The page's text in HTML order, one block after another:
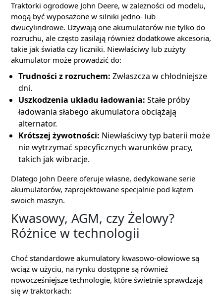
Traktorki ogrodowe John Deere, w zależności od modelu,
mogą być wyposażone w silniki jedno- lub
dwucylindrowe. Używają one akumulatorów nie tylko do
rozruchu, ale często zasilają również dodatkowe akcesoria,
takie jak światła czy liczniki. Niewłaściwy lub zużyty
akumulator może prowadzić do:
Trudności z rozruchem: Zwłaszcza w chłodniejsze
dni.
Uszkodzenia układu ładowania: Stałe próby
ładowania słabego akumulatora obciążają
alternator.
Krótszej żywotności: Niewłaściwy typ baterii może
nie wytrzymać specyficznych warunków pracy,
takich jak wibracje.
Dlatego John Deere oferuje własne, dedykowane serie
akumulatorów, zaprojektowane specjalnie pod kątem
swoich maszyn.
Kwasowy, AGM, czy Żelowy?
Różnice w technologii
Choć standardowe akumulatory kwasowo-ołowiowe są
wciąż w użyciu, na rynku dostępne są również
nowocześniejsze technologie, które świetnie sprawdzają
się w traktorkach: